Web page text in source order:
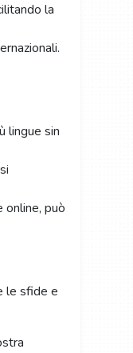
la
lingue sin
può
le sfide e